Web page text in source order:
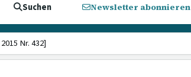
Suchen Newsletter abonnieren
Nr. 432]